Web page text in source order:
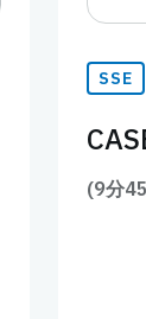
SSE
(9分